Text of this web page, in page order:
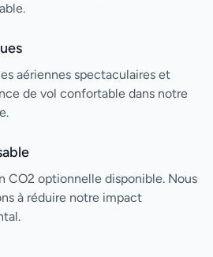
aériennes spectaculaires et
de vol confortable dans notre
CO2 optionnelle disponible. Nous
à réduire notre impact